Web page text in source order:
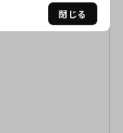
閉じる